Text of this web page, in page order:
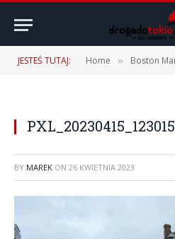
JESTEŚ TUTAJ: Home » Boston
BY MAREK ON 26 KWIETNIA 2023